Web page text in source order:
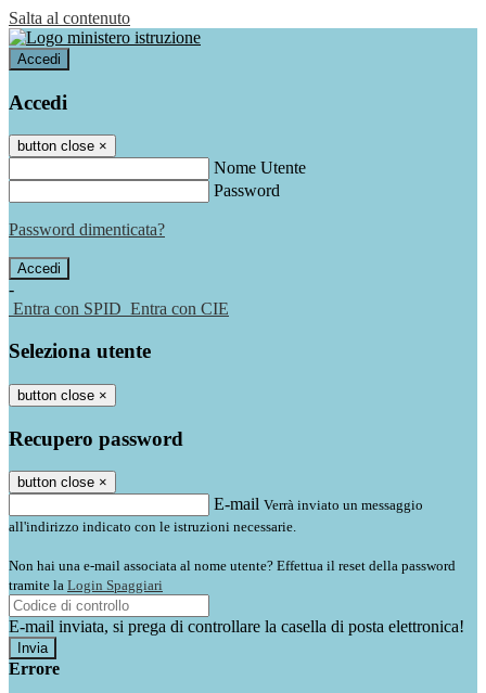
Salta al contenuto
Accedi
Accedi
button close ×
Nome Utente
Password
Password dimenticata?
-
Entra con SPID Entra con CIE
Seleziona utente
button close ×
Recupero password
button close ×
E-mail Verrà inviato un messaggio
all'indirizzo indicato con le istruzioni necessarie.
Non hai una e-mail associata al nome utente? Effettua il reset della password
tramite la Login Spaggiari
E-mail inviata, si prega di controllare la casella di posta elettronica!
Errore